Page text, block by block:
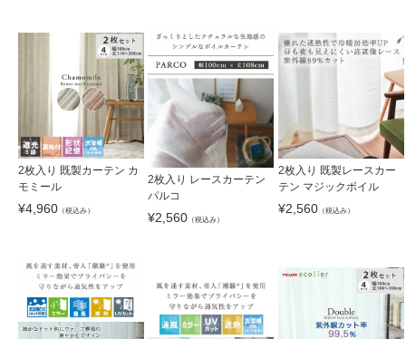
2枚入り 既製カーテン カ
モミール
¥4,960 （税込み）
2枚入り レースカーテン
パルコ
¥2,560 （税込み）
2枚入り 既製レースカー
テン マジックボイル
¥2,560（税込み）